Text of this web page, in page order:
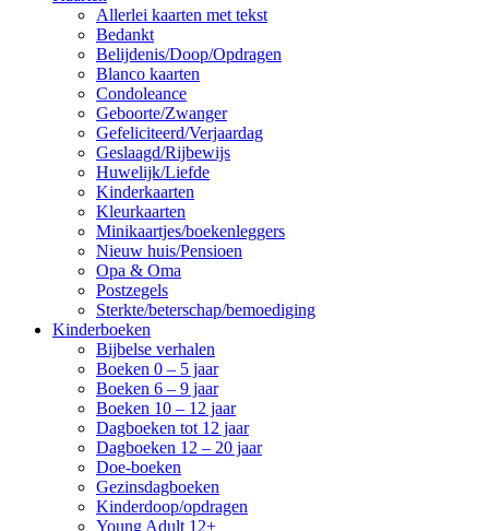
Allerlei kaarten met tekst
Bedankt
Belijdenis/Doop/Opdragen
Blanco kaarten
Condoleance
Geboorte/Zwanger
Gefeliciteerd/Verjaardag
Geslaagd/Rijbewijs
Huwelijk/Liefde
Kinderkaarten
Kleurkaarten
Minikaartjes/boekenleggers
Nieuw huis/Pensioen
Opa & Oma
Postzegels
Sterkte/beterschap/bemoediging
Kinderboeken
Bijbelse verhalen
Boeken 0 – 5 jaar
Boeken 6 – 9 jaar
Boeken 10 – 12 jaar
Dagboeken tot 12 jaar
Dagboeken 12 – 20 jaar
Doe-boeken
Gezinsdagboeken
Kinderdoop/opdragen
Young Adult 12+